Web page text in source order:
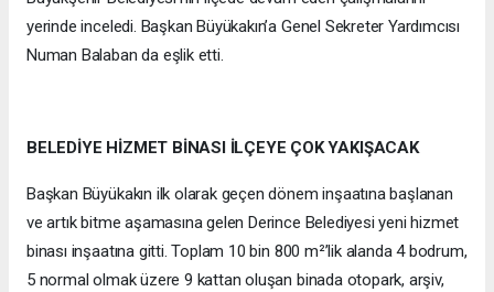
yerinde inceledi. Başkan Büyükakın’a Genel Sekreter Yardımcısı
Numan Balaban da eşlik etti.
BELEDİYE HİZMET BİNASI İLÇEYE ÇOK YAKIŞACAK
Başkan Büyükakın ilk olarak geçen dönem inşaatına başlanan
ve artık bitme aşamasına gelen Derince Belediyesi yeni hizmet
binası inşaatına gitti. Toplam 10 bin 800 m²’lik alanda 4 bodrum,
5 normal olmak üzere 9 kattan oluşan binada otopark, arşiv,